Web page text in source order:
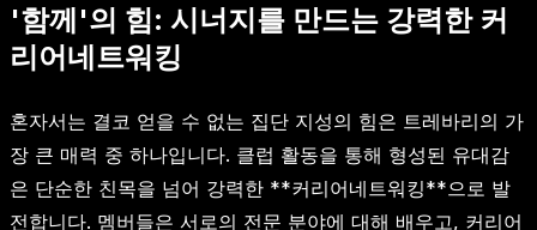
'함께'의 힘: 시너지를 만드는 강력한 커
리어네트워킹
혼자서는 결코 얻을 수 없는 집단 지성의 힘은 트레바리의 가
장 큰 매력 중 하나입니다. 클럽 활동을 통해 형성된 유대감
은 단순한 친목을 넘어 강력한 **커리어네트워킹**으로 발
전합니다. 멤버들은 서로의 전문 분야에 대해 배우고, 커리어